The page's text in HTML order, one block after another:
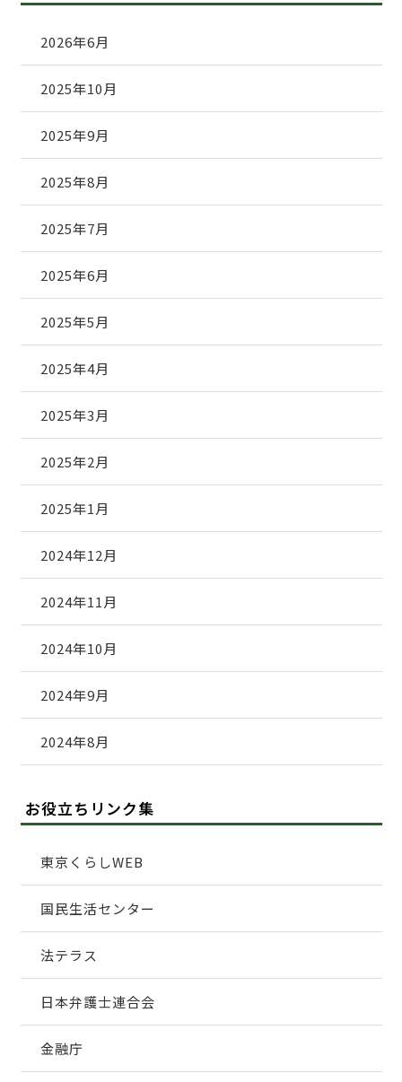
2026年6月
2025年10月
2025年9月
2025年8月
2025年7月
2025年6月
2025年5月
2025年4月
2025年3月
2025年2月
2025年1月
2024年12月
2024年11月
2024年10月
2024年9月
2024年8月
お役立ちリンク集
東京くらしWEB
国民生活センター
法テラス
日本弁護士連合会
金融庁